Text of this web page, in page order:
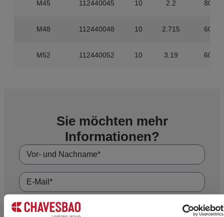
M45 112440045 10 2.2 80
M48 112440048 10 2.715 60
M52 112440052 10 3.19 60
Sie möchten mehr
Informationen?